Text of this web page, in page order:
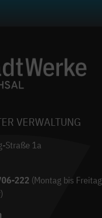
VERWALTUNG
Straße 1a
222 (Montag bis